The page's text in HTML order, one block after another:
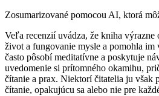
Zosumarizované pomocou AI, ktorá
Veľa recenzií uvádza, že kniha
život a fungovanie mysle a pomohla
často pôsobí meditatívne a poskytuje
uvedomenie si prítomného okamihu,
čítanie a prax. Niektorí čitatelia ju však
čítanie, opakujúcu sa alebo nie pre